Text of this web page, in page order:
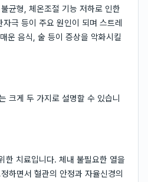
균형, 체온조절 기능 저하로 인한
극 등이 주요 원인이 되며 스트레
운 음식, 술 등이 증상을 악화시킬
크게 두 가지로 설명할 수 있습니
한 치료입니다. 체내 불필요한 열을
하면서 혈관의 안정과 자율신경의